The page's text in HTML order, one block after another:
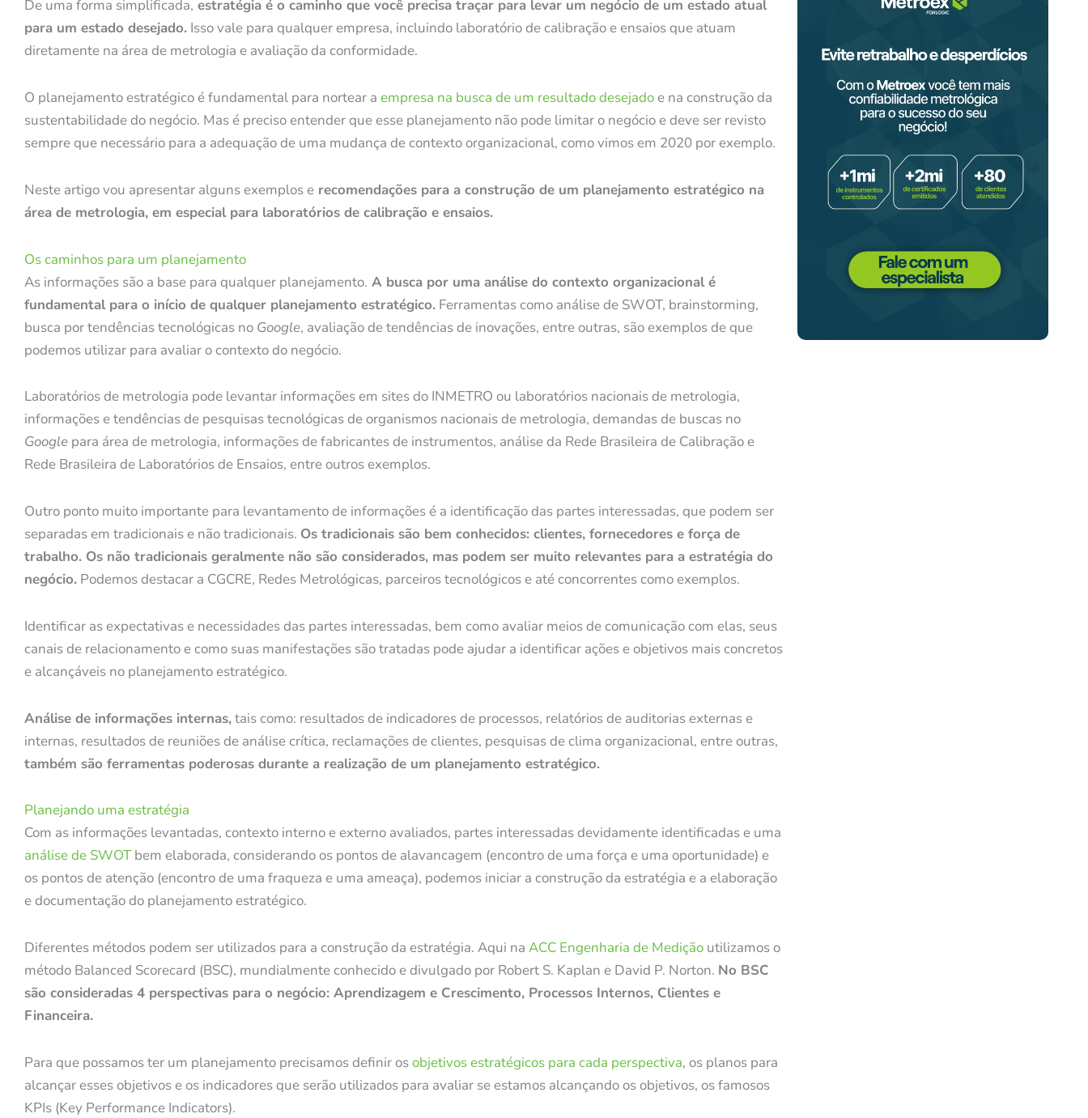
De uma forma simplificada, estratégia é o caminho que você precisa traçar para levar um negócio de um estado atual
para um estado desejado. Isso vale para qualquer empresa, incluindo laboratório de calibração e ensaios que atuam
diretamente na área de metrologia e avaliação da conformidade.
O planejamento estratégico é fundamental para nortear a empresa na busca de um resultado desejado e na construção da
sustentabilidade do negócio. Mas é preciso entender que esse planejamento não pode limitar o negócio e deve ser revisto
sempre que necessário para a adequação de uma mudança de contexto organizacional, como vimos em 2020 por exemplo.
Neste artigo vou apresentar alguns exemplos e recomendações para a construção de um planejamento estratégico na
área de metrologia, em especial para laboratórios de calibração e ensaios.
Os caminhos para um planejamento
As informações são a base para qualquer planejamento. A busca por uma análise do contexto organizacional é
fundamental para o início de qualquer planejamento estratégico. Ferramentas como análise de SWOT, brainstorming,
busca por tendências tecnológicas no Google, avaliação de tendências de inovações, entre outras, são exemplos de que
podemos utilizar para avaliar o contexto do negócio.
Laboratórios de metrologia pode levantar informações em sites do INMETRO ou laboratórios nacionais de metrologia,
informações e tendências de pesquisas tecnológicas de organismos nacionais de metrologia, demandas de buscas no
Google para área de metrologia, informações de fabricantes de instrumentos, análise da Rede Brasileira de Calibração e
Rede Brasileira de Laboratórios de Ensaios, entre outros exemplos.
Outro ponto muito importante para levantamento de informações é a identificação das partes interessadas, que podem ser
separadas em tradicionais e não tradicionais. Os tradicionais são bem conhecidos: clientes, fornecedores e força de
trabalho. Os não tradicionais geralmente não são considerados, mas podem ser muito relevantes para a estratégia do
negócio. Podemos destacar a CGCRE, Redes Metrológicas, parceiros tecnológicos e até concorrentes como exemplos.
Identificar as expectativas e necessidades das partes interessadas, bem como avaliar meios de comunicação com elas, seus
canais de relacionamento e como suas manifestações são tratadas pode ajudar a identificar ações e objetivos mais concretos
e alcançáveis no planejamento estratégico.
Análise de informações internas,tais como: resultados de indicadores de processos, relatórios de auditorias externas e
internas, resultados de reuniões de análise crítica, reclamações de clientes, pesquisas de clima organizacional, entre outras,
também são ferramentas poderosas durante a realização de um planejamento estratégico.
Planejando uma estratégia
Com as informações levantadas, contexto interno e externo avaliados, partes interessadas devidamente identificadas e uma
análise de SWOTbem elaborada, considerando os pontos de alavancagem (encontro de uma força e uma oportunidade) e
os pontos de atenção (encontro de uma fraqueza e uma ameaça), podemos iniciar a construção da estratégia e a elaboração
e documentação do planejamento estratégico.
Diferentes métodos podem ser utilizados para a construção da estratégia. Aqui na ACC Engenharia de Medição utilizamos o
método Balanced Scorecard (BSC), mundialmente conhecido e divulgado por Robert S. Kaplan e David P. Norton. No BSC
são consideradas 4 perspectivas para o negócio: Aprendizagem e Crescimento, Processos Internos, Clientes e
Financeira.
Para que possamos ter um planejamento precisamos definir osobjetivos estratégicos para cada perspectiva, os planos para
alcançar esses objetivos e os indicadores que serão utilizados para avaliar se estamos alcançando os objetivos, os famosos
KPIs (Key Performance Indicators).